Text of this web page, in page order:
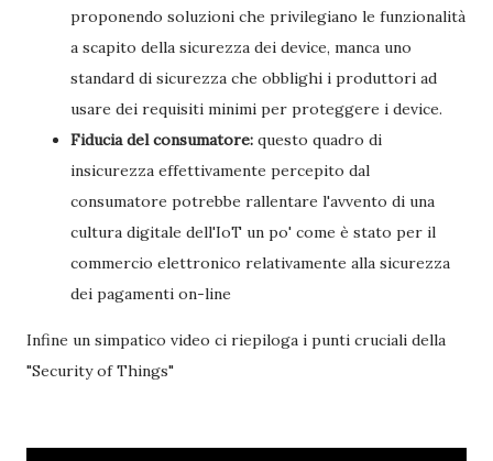
proponendo soluzioni che privilegiano le funzionalità
a scapito della sicurezza dei device, manca uno
standard di sicurezza che obblighi i produttori ad
usare dei requisiti minimi per proteggere i device.
Fiducia del consumatore: questo quadro di
insicurezza effettivamente percepito dal
consumatore potrebbe rallentare l'avvento di una
cultura digitale dell'IoT un po' come è stato per il
commercio elettronico relativamente alla sicurezza
dei pagamenti on-line
Infine un simpatico video ci riepiloga i punti cruciali della
"Security of Things"